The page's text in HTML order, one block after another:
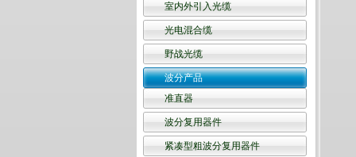
室内外引入光缆
光电混合缆
野战光缆
波分产品
准直器
波分复用器件
紧凑型粗波分复用器件